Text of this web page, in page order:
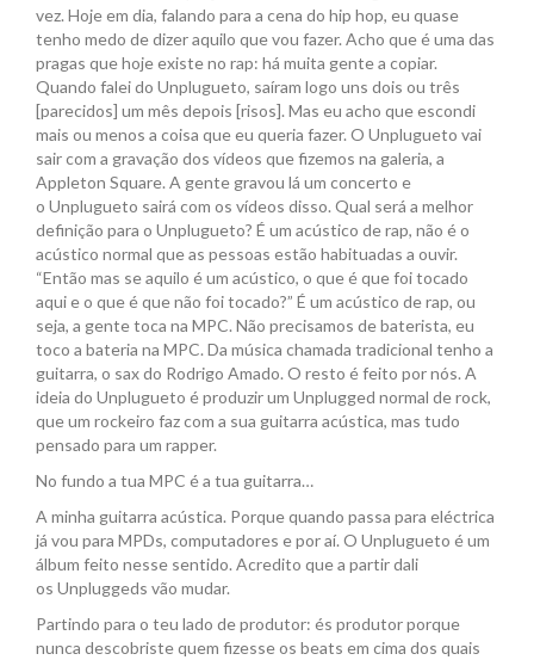
vez. Hoje em dia, falando para a cena do hip hop, eu quase
tenho medo de dizer aquilo que vou fazer. Acho que é uma das
pragas que hoje existe no rap: há muita gente a copiar.
Quando falei do Unplugueto, saíram logo uns dois ou três
[parecidos] um mês depois [risos]. Mas eu acho que escondi
mais ou menos a coisa que eu queria fazer. O Unplugueto vai
sair com a gravação dos vídeos que fizemos na galeria, a
Appleton Square. A gente gravou lá um concerto e
o Unplugueto sairá com os vídeos disso. Qual será a melhor
definição para o Unplugueto? É um acústico de rap, não é o
acústico normal que as pessoas estão habituadas a ouvir.
“Então mas se aquilo é um acústico, o que é que foi tocado
aqui e o que é que não foi tocado?” É um acústico de rap, ou
seja, a gente toca na MPC. Não precisamos de baterista, eu
toco a bateria na MPC. Da música chamada tradicional tenho a
guitarra, o sax do Rodrigo Amado. O resto é feito por nós. A
ideia do Unplugueto é produzir um Unplugged normal de rock,
que um rockeiro faz com a sua guitarra acústica, mas tudo
pensado para um rapper.
No fundo a tua MPC é a tua guitarra…
A minha guitarra acústica. Porque quando passa para eléctrica
já vou para MPDs, computadores e por aí. O Unplugueto é um
álbum feito nesse sentido. Acredito que a partir dali
os Unpluggeds vão mudar.
Partindo para o teu lado de produtor: és produtor porque
nunca descobriste quem fizesse os beats em cima dos quais